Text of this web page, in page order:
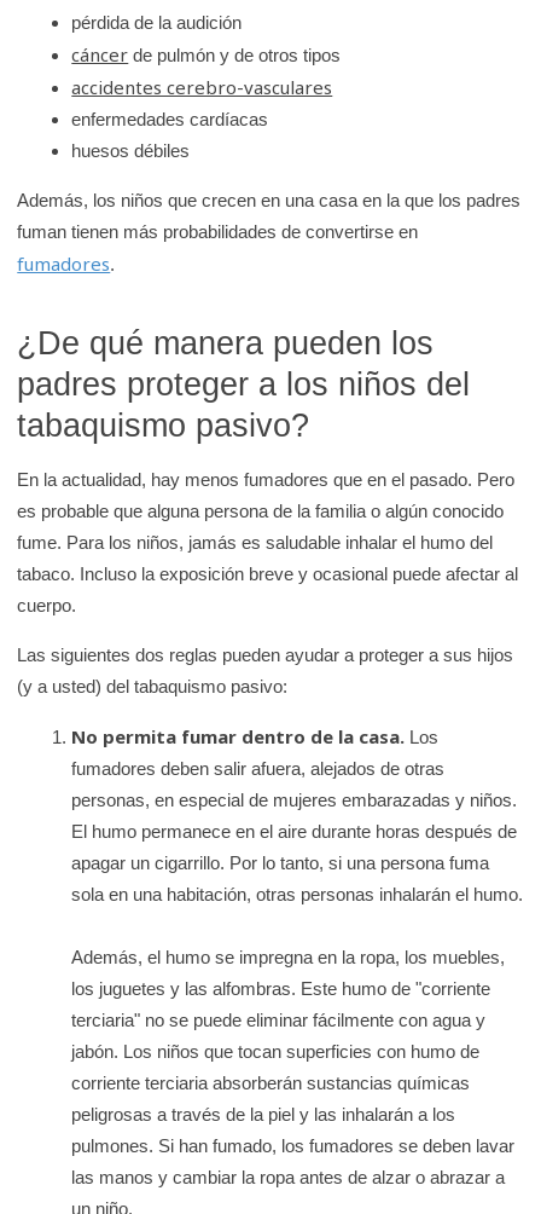
pérdida de la audición
cáncer de pulmón y de otros tipos
accidentes cerebro-vasculares
enfermedades cardíacas
huesos débiles
Además, los niños que crecen en una casa en la que los padres
fuman tienen más probabilidades de convertirse en
fumadores.
¿De qué manera pueden los
padres proteger a los niños del
tabaquismo pasivo?
En la actualidad, hay menos fumadores que en el pasado. Pero
es probable que alguna persona de la familia o algún conocido
fume. Para los niños, jamás es saludable inhalar el humo del
tabaco. Incluso la exposición breve y ocasional puede afectar al
cuerpo.
Las siguientes dos reglas pueden ayudar a proteger a sus hijos
(y a usted) del tabaquismo pasivo:
No permita fumar dentro de la casa. Los
fumadores deben salir afuera, alejados de otras
personas, en especial de mujeres embarazadas y niños.
El humo permanece en el aire durante horas después de
apagar un cigarrillo. Por lo tanto, si una persona fuma
sola en una habitación, otras personas inhalarán el humo.
Además, el humo se impregna en la ropa, los muebles,
los juguetes y las alfombras. Este humo de "corriente
terciaria" no se puede eliminar fácilmente con agua y
jabón. Los niños que tocan superficies con humo de
corriente terciaria absorberán sustancias químicas
peligrosas a través de la piel y las inhalarán a los
pulmones. Si han fumado, los fumadores se deben lavar
las manos y cambiar la ropa antes de alzar o abrazar a
un niño.